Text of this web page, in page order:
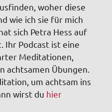
woher diese
wie ich sie für mich
sich Petra Hess auf
Ihr Podcast ist eine
Meditationen,
achtsamen Übungen.
um achtsam ins
wirst du hier